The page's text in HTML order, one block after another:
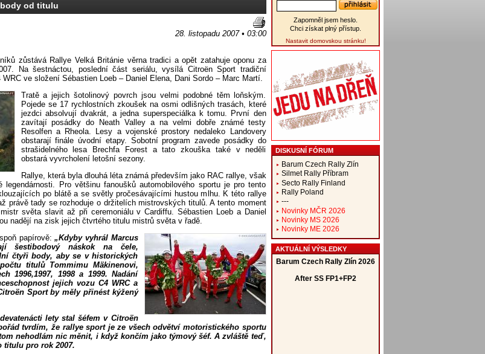
od titulu
28. listopadu 2007 • 03:00
zůstává Rallye Velká Británie věrna tradici a opět zatahuje oponu za
Na šestnáctou, poslední část seriálu, vysílá Citroën Sport tradiční
ve složení Sébastien Loeb – Daniel Elena, Dani Sordo – Marc Martí.
Tratě a jejich šotolinový povrch jsou velmi podobné těm loňským.
Pojede se 17 rychlostních zkoušek na osmi odlišných trasách, které
jezdci absolvují dvakrát, a jedna superspeciálka k tomu. První den
zavítají posádky do Neath Valley a na velmi dobře známé testy
Resolfen a Rheola. Lesy a vojenské prostory nedaleko Landovery
obstarají finále úvodní etapy. Sobotní program zavede posádky do
strašidelného lesa Brechfa Forest a tato zkouška také v neděli
obstará vyvrcholení letošní sezony.
Rallye, která byla dlouhá léta známá především jako RAC rallye, však
Pro většinu fanoušků automobilového sportu je pro tento
po blátě a se světly pročesávajícími hustou mlhu. K této rallye
právě tady se rozhoduje o držitelích mistrovských titulů. A tento moment
světa slavit až při ceremoniálu v Cardiffu. Sébastien Loeb a Daniel
nadějí na zisk jejich čtvrtého titulu mistrů světa v řadě.
papírově:„Kdyby vyhrál Marcus
šestibodový náskok na čele,
čtyři body, aby se v historických
titulů Tommimu Mäkinenovi,
1996,1997, 1998 a 1999. Nadání
jejich vozu C4 WRC a
Sport by měly přinést kýžený
lety stal šéfem v Citroën
tvrdím, že rallye sport je ze všech odvětví motoristického sportu
nehodlám nic měnit, i když končím jako týmový šéf. A zvláště teď,
titulu pro rok 2007.
Zapomněl jsem heslo.
Chci získat plný přístup.
Nastavit domovskou stránku!
DISKUSNÍ FÓRUM
Barum Czech Rally Zlín
Silmet Rally Příbram
Secto Rally Finland
Rally Poland
---
Novinky MČR 2026
Novinky MS 2026
Novinky ME 2026
AKTUÁLNÍ VÝSLEDKY